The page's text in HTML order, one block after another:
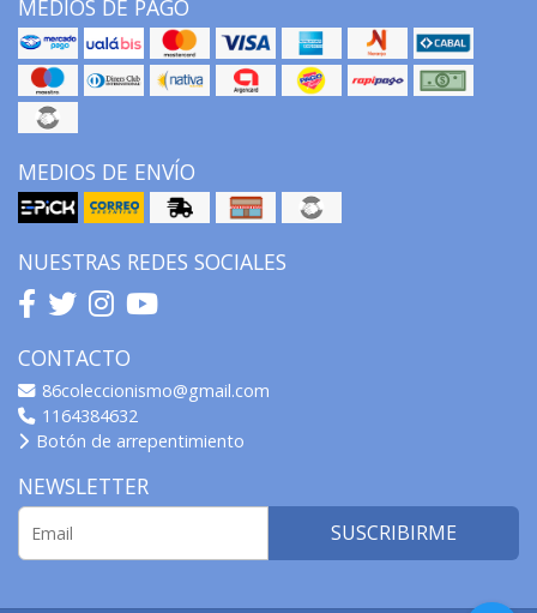
MEDIOS DE PAGO
MEDIOS DE ENVÍO
NUESTRAS REDES SOCIALES
CONTACTO
86coleccionismo@gmail.com
1164384632
Botón de arrepentimiento
NEWSLETTER
SUSCRIBIRME